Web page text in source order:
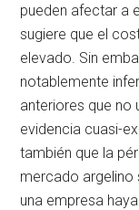
pueden afectar a
sugiere que el
elevado. Sin
notablemente
anteriores que no
evidencia cuasi-
también que la
mercado argelino
una empresa